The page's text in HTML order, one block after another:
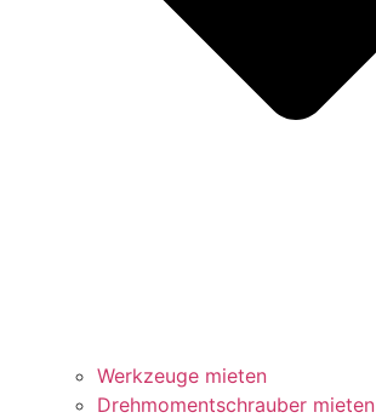
Werkzeuge mieten
Drehmomentschrauber mieten